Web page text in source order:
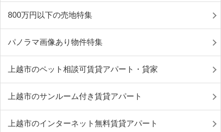
800万円以下の売地特集
パノラマ画像あり物件特集
上越市のペット相談可賃貸アパート・貸家
上越市のサンルーム付き賃貸アパート
上越市のインターネット無料賃貸アパート